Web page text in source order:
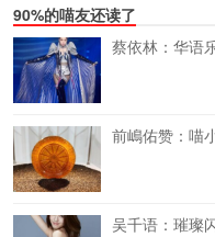
90%的喵友还读了
蔡依林：华语
前嶋佑赞：喵
吴千语：璀璨